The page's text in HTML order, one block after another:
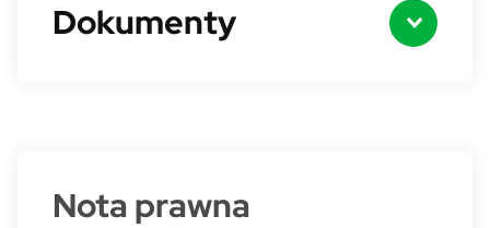
Dokumenty
Nota prawna